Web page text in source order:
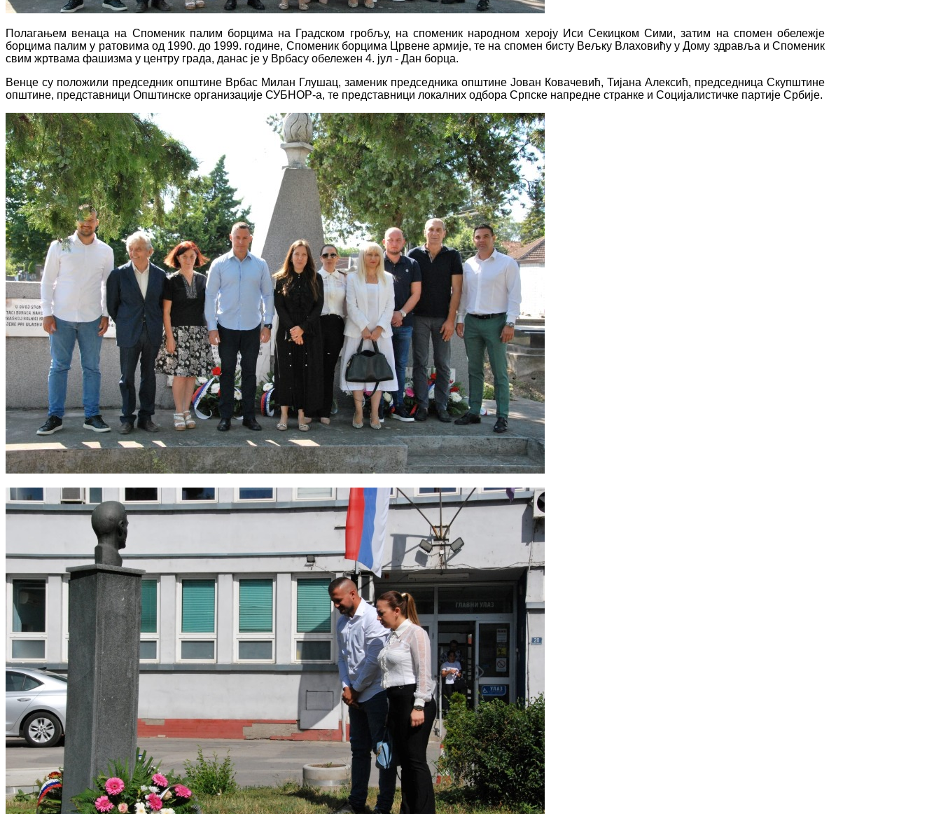
Полагањем венаца на Споменик палим борцима на Градском гробљу, на споменик народном хероју Иси Секицком Сими, затим на спомен обележје
борцима палим у ратовима од 1990. до 1999. године, Споменик борцима Црвене армије, те на спомен бисту Вељку Влаховићу у Дому здравља и Споменик
свим жртвама фашизма у центру града, данас је у Врбасу обележен 4. јул - Дан борца.
Венце су положили председник општине Врбас Милан Глушац, заменик председника општине Јован Ковачевић, Тијана Алексић, председница Скупштине
општине, представници Општинске организације СУБНОР-а, те представници локалних одбора Српске напредне странке и Социјалистичке партије Србије.